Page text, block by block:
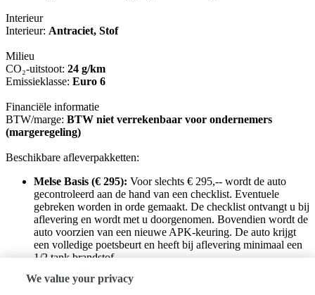
Interieur
Interieur: Antraciet, Stof
Milieu
CO₂-uitstoot: 24 g/km
Emissieklasse: Euro 6
Financiële informatie
BTW/marge: BTW niet verrekenbaar voor ondernemers
(margeregeling)
Beschikbare afleverpakketten:
Melse Basis (€ 295): Voor slechts € 295,-- wordt de auto
gecontroleerd aan de hand van een checklist. Eventuele
gebreken worden in orde gemaakt. De checklist ontvangt u bij
aflevering en wordt met u doorgenomen. Bovendien wordt de
auto voorzien van een nieuwe APK-keuring. De auto krijgt
een volledige poetsbeurt en heeft bij aflevering minimaal een
1/2 tank brandstof.
auto een volledige onderhoudsbeurt volgens het
We value your privacy